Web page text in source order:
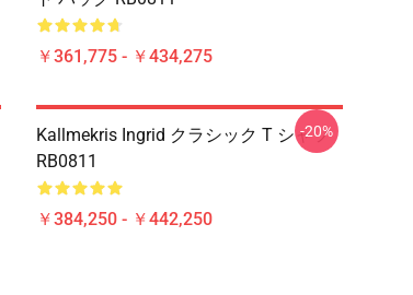
￥361,775 - ￥434,275
Kallmekris Ingrid クラシック T シャツ
RB0811
￥384,250 - ￥442,250
-20%